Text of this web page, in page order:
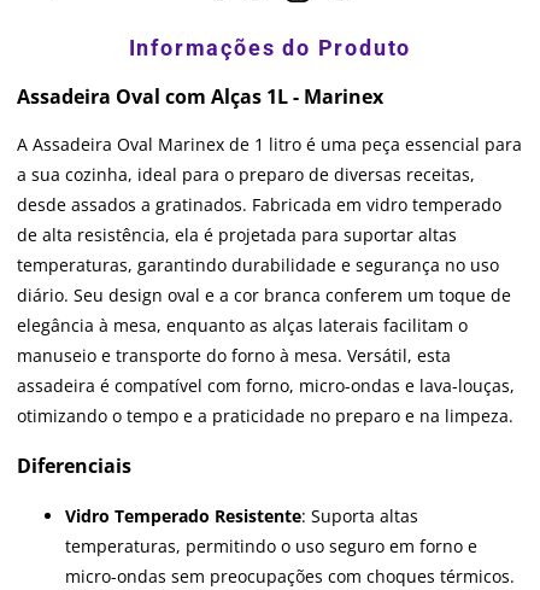
Assadeira Oval com Alças 1L - Marinex
A Assadeira Oval Marinex de 1 litro é uma peça essencial para
a sua cozinha, ideal para o preparo de diversas receitas,
desde assados a gratinados. Fabricada em vidro temperado
de alta resistência, ela é projetada para suportar altas
temperaturas, garantindo durabilidade e segurança no uso
diário. Seu design oval e a cor branca conferem um toque de
elegância à mesa, enquanto as alças laterais facilitam o
manuseio e transporte do forno à mesa. Versátil, esta
assadeira é compatível com forno, micro-ondas e lava-louças,
otimizando o tempo e a praticidade no preparo e na limpeza.
Diferenciais
Vidro Temperado Resistente: Suporta altas
temperaturas, permitindo o uso seguro em forno e
micro-ondas sem preocupações com choques térmicos.